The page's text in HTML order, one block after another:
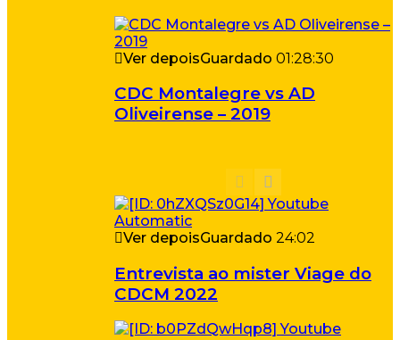
Ver depoisGuardado 01:28:30
CDC Montalegre vs AD
Oliveirense – 2019
Ver depoisGuardado 24:02
Entrevista ao mister Viage do
CDCM 2022